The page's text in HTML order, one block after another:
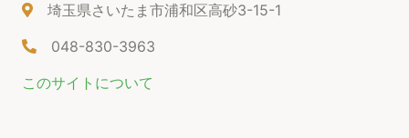
埼玉県さいたま市浦和区高砂3-15-1
048-830-3963
このサイトについて